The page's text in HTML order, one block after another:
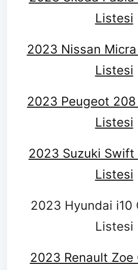
Listesi
2023 Nissan
Listesi
2023 Peugeot
Listesi
2023 Suzuki Swift
Listesi
2023 Hyundai i10
Listesi
2023 Renault Zoe